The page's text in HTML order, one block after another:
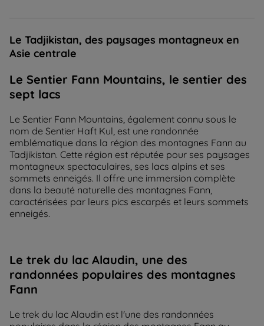
Le Tadjikistan, des paysages montagneux en
Asie centrale
Le Sentier Fann Mountains, le sentier des
sept lacs
Le Sentier Fann Mountains, également connu sous le
nom de Sentier Haft Kul, est une randonnée
emblématique dans la région des montagnes Fann au
Tadjikistan. Cette région est réputée pour ses paysages
montagneux spectaculaires, ses lacs alpins et ses
sommets enneigés. Il offre une immersion complète
dans la beauté naturelle des montagnes Fann,
caractérisées par leurs pics escarpés et leurs sommets
enneigés.
Le trek du lac Alaudin, une des
randonnées populaires des montagnes
Fann
Le trek du lac Alaudin est l'une des randonnées